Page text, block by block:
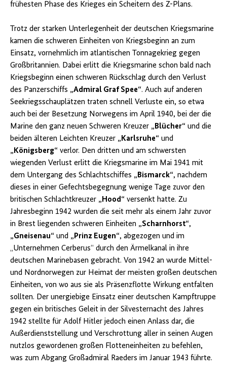
frühesten Phase des Krieges ein Scheitern des Z-Plans.
Trotz der starken Unterlegenheit der deutschen Kriegsmarine
kamen die schweren Einheiten von Kriegsbeginn an zum
Einsatz, vornehmlich im atlantischen Tonnagekrieg gegen
Großbritannien. Dabei erlitt die Kriegsmarine schon bald nach
Kriegsbeginn einen schweren Rückschlag durch den Verlust
des Panzerschiffs „Admiral Graf Spee“. Auch auf anderen
Seekriegsschauplätzen traten schnell Verluste ein, so etwa
auch bei der Besetzung Norwegens im April 1940, bei der die
Marine den ganz neuen Schweren Kreuzer „Blücher“ und die
beiden älteren Leichten Kreuzer „Karlsruhe“ und
„Königsberg“ verlor. Den dritten und am schwersten
wiegenden Verlust erlitt die Kriegsmarine im Mai 1941 mit
dem Untergang des Schlachtschiffes „Bismarck“, nachdem
dieses in einer Gefechtsbegegnung wenige Tage zuvor den
britischen Schlachtkreuzer „Hood“ versenkt hatte. Zu
Jahresbeginn 1942 wurden die seit mehr als einem Jahr zuvor
in Brest liegenden schweren Einheiten „Scharnhorst“,
„Gneisenau“ und „Prinz Eugen“, abgezogen und im
„Unternehmen Cerberus“ durch den Ärmelkanal in ihre
deutschen Marinebasen gebracht. Von 1942 an wurde Mittel-
und Nordnorwegen zur Heimat der meisten großen deutschen
Einheiten, von wo aus sie als Präsenzflotte Wirkung entfalten
sollten. Der unergiebige Einsatz einer deutschen Kampftruppe
gegen ein britisches Geleit in der Silvesternacht des Jahres
1942 stellte für Adolf Hitler jedoch einen Anlass dar, die
Außerdienststellung und Verschrottung aller in seinen Augen
nutzlos gewordenen großen Flotteneinheiten zu befehlen,
was zum Abgang Großadmiral Raeders im Januar 1943 führte.